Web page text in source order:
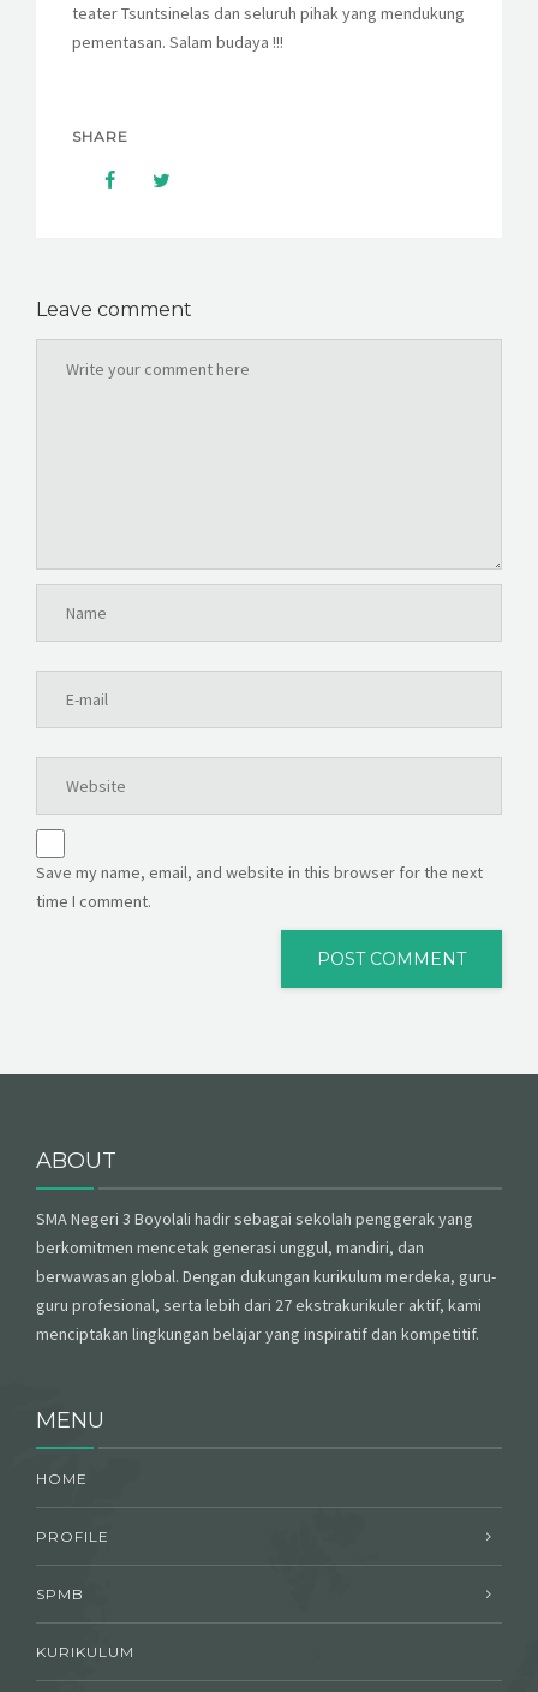
teater Tsuntsinelas dan seluruh pihak yang mendukung
pementasan. Salam budaya !!!
SHARE
Leave comment
Save my name, email, and website in this browser for the next
time I comment.
ABOUT
SMA Negeri 3 Boyolali hadir sebagai sekolah penggerak yang
berkomitmen mencetak generasi unggul, mandiri, dan
berwawasan global. Dengan dukungan kurikulum merdeka, guru-
guru profesional, serta lebih dari 27 ekstrakurikuler aktif, kami
menciptakan lingkungan belajar yang inspiratif dan kompetitif.
MENU
HOME
PROFILE
SPMB
KURIKULUM